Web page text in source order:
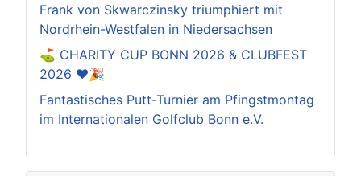
Frank von Skwarczinsky triumphiert mit
Nordrhein-Westfalen in Niedersachsen
⛳️ CHARITY CUP BONN 2026 & CLUBFEST
2026 ❤️🎉
Fantastisches Putt-Turnier am Pfingstmontag
im Internationalen Golfclub Bonn e.V.